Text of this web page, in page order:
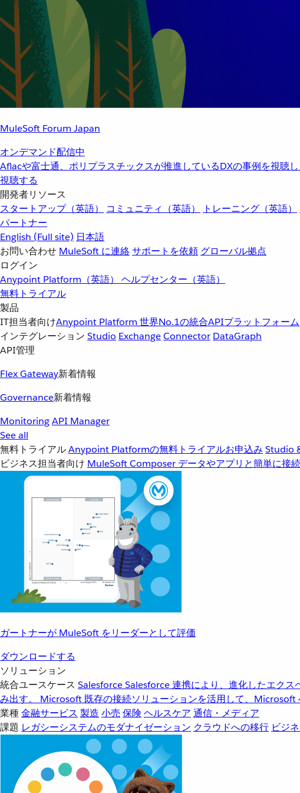
MuleSoft Forum Japan
オンデマンド配信中
Aflacや富士通、ポリプラスチックスが推進しているDXの事例を視聴し
視聴する
開発者リソース
スタートアップ（英語）
コミュニティ（英語） トレーニング（英語）
パートナー
English (Full site) 日本語
お問い合わせ MuleSoft に連絡サポートを依頼 グローバル拠点
ログイン
Anypoint Platform（英語） ヘルプセンター（英語）
無料トライアル
製品
IT担当者向けAnypoint Platform 世界No.1の統合APIプラットフォーム
インテグレーション Studio ExchangeConnector DataGraph
API管理
Flex Gateway新着情報
Governance新着情報
MonitoringAPI Manager
See all
無料トライアルAnypoint Platformの無料トライアルお申込み Studio
ビジネス担当者向け MuleSoft Composer データやアプリと簡単に接続
ガートナーが MuleSoft をリーダーとして評価
ダウンロードする
ソリューション
統合ユースケース SalesforceSalesforce 連携により、進化したエクス
み出す。
Microsoft 既存の接続ソリューションを活用して、Microsoft
業種金融サービス 製造 小売 保険 ヘルスケア 通信・メディア
課題 レガシーシステムのモダナイゼーション クラウドへの移行 ビジ